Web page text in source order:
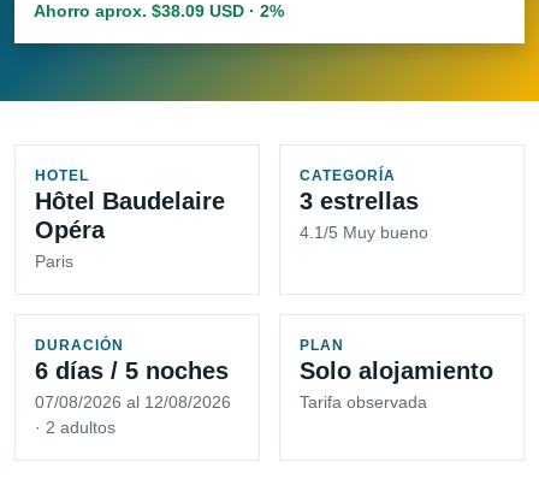
Ahorro aprox. $38.09 USD · 2%
HOTEL
Hôtel Baudelaire
Opéra
Paris
CATEGORÍA
3 estrellas
4.1/5 Muy bueno
DURACIÓN
6 días / 5 noches
07/08/2026 al 12/08/2026
· 2 adultos
PLAN
Solo alojamiento
Tarifa observada